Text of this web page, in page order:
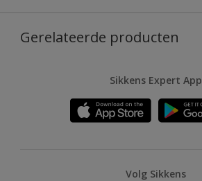
Gerelateerde producten
Sikkens Expert App
Volg Sikkens